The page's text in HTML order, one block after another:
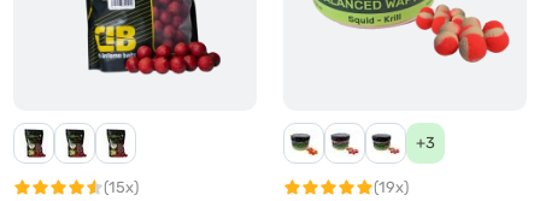
(15x)
+3
(19x)